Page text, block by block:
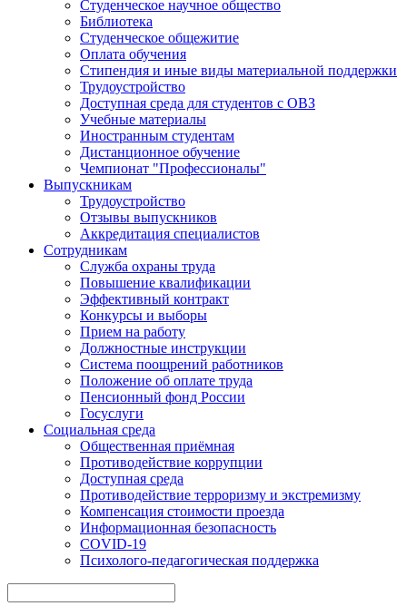
Студенческое научное общество
Библиотека
Студенческое общежитие
Оплата обучения
Стипендия и иные виды материальной поддержки
Трудоустройство
Доступная среда для студентов с ОВЗ
Учебные материалы
Иностранным студентам
Дистанционное обучение
Чемпионат "Профессионалы"
Выпускникам
Трудоустройство
Отзывы выпускников
Аккредитация специалистов
Сотрудникам
Служба охраны труда
Повышение квалификации
Эффективный контракт
Конкурсы и выборы
Прием на работу
Должностные инструкции
Система поощрений работников
Положение об оплате труда
Пенсионный фонд России
Госуслуги
Социальная среда
Общественная приёмная
Противодействие коррупции
Доступная среда
Противодействие терроризму и экстремизму
Компенсация стоимости проезда
Информационная безопасность
COVID-19
Психолого-педагогическая поддержка